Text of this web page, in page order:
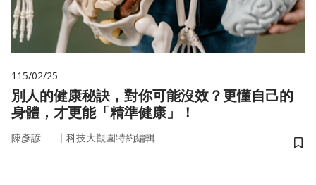
115/02/25
別人的健康秘訣，對你可能沒效？更懂自己的
身體，才更能「精準健康」！
陳彥諺 ｜ 科技大觀園特約編輯
儲